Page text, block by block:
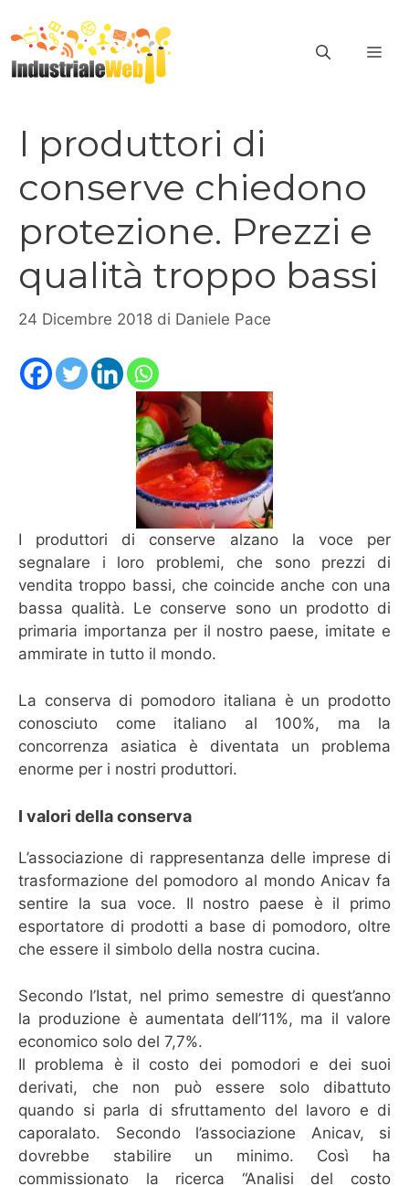
al
contenuto
I produttori di
conserve chiedono
protezione. Prezzi e
qualità troppo bassi
24 Dicembre 2018 di Daniele Pace
I produttori di conserve alzano la voce per
segnalare i loro problemi, che sono prezzi di
vendita troppo bassi, che coincide anche con una
bassa qualità. Le conserve sono un prodotto di
primaria importanza per il nostro paese, imitate e
ammirate in tutto il mondo.
La conserva di pomodoro italiana è un prodotto
conosciuto come italiano al 100%, ma la
concorrenza asiatica è diventata un problema
enorme per i nostri produttori.
I valori della conserva
L’associazione di rappresentanza delle imprese di
trasformazione del pomodoro al mondo Anicav fa
sentire la sua voce. Il nostro paese è il primo
esportatore di prodotti a base di pomodoro, oltre
che essere il simbolo della nostra cucina.
Secondo l’Istat, nel primo semestre di quest’anno
la produzione è aumentata dell’11%, ma il valore
economico solo del 7,7%.
Il problema è il costo dei pomodori e dei suoi
derivati, che non può essere solo dibattuto
quando si parla di sfruttamento del lavoro e di
caporalato. Secondo l’associazione Anicav, si
dovrebbe stabilire un minimo. Così ha
commissionato la ricerca “Analisi del costo